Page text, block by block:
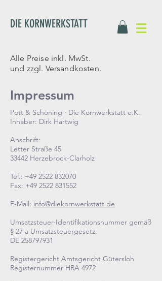
DIE KORNWERKSTATT
Alle Preise inkl. MwSt.
und zzgl. Versandkosten.
Impressum
Pott & Schöning · Die Kornwerkstatt e.K.
Inhaber: Dirk Hartwig
Anschrift:
Letter Straße 45
33442 Herzebrock-Clarholz
Tel.: +49 2522 832070
Fax: +49 2522 831552
E-Mail: info@diekornwerkstatt.de
Umsatzsteuer-Identifikationsnummer gemäß
§ 27 a Umsatzsteuergesetz:
DE 258797931
Registergericht Amtsgericht Gütersloh
Registernummer HRA 4972